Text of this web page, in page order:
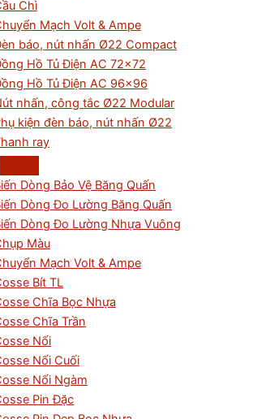
Chì
Mạch Volt & Ampe
báo, nút nhấn Ø22 Compact
Hồ Tủ Điện AC 72×72
Hồ Tủ Điện AC 96×96
nhấn, công tắc Ø22 Modular
kiện đèn báo, nút nhấn Ø22
ray
Dòng Bảo Vệ Băng Quấn
Dòng Đo Lường Băng Quấn
Dòng Đo Lường Nhựa Vuông
Màu
Mạch Volt & Ampe
Bít TL
Chĩa Bọc Nhựa
Chĩa Trần
Nối
Nối Cuối
Nối Ngàm
Pin Đặc